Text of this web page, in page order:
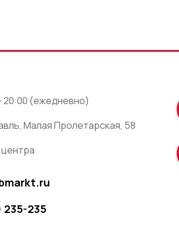
20:00 (ежедневно)
Малая Пролетарская, 58
235-235